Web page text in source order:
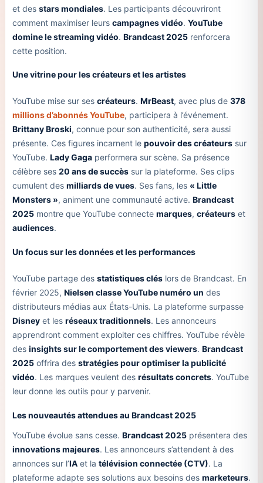
et des stars mondiales. Les participants découvriront
comment maximiser leurs campagnes vidéo. YouTube
domine le streaming vidéo. Brandcast 2025renforcera
cette position.
Une vitrine pour les créateurs et les artistes
YouTube mise sur ses créateurs. MrBeast, avec plus de 378
millions d’abonnés YouTube, participera à l’événement.
Brittany Broski, connue pour son authenticité, sera aussi
présente. Ces figures incarnent le pouvoir des créateurssur
YouTube. Lady Gagaperformera sur scène. Sa présence
célèbre ses 20 ans de succèssur la plateforme. Ses clips
cumulent des milliards de vues. Ses fans, les « Little
Monsters », animent une communauté active. Brandcast
2025montre que YouTube connecte marques, créateurset
audiences.
Un focus sur les données et les performances
YouTube partage des statistiques cléslors de Brandcast. En
février 2025, Nielsen classe YouTube numéro un des
distributeurs médias aux États-Unis. La plateforme surpasse
Disneyet les réseaux traditionnels. Les annonceurs
apprendront comment exploiter ces chiffres. YouTube révèle
des insights sur le comportement des viewers. Brandcast
2025offrira des stratégies pour optimiser la publicité
vidéo. Les marques veulent des résultats concrets. YouTube
leur donne les outils pour y parvenir.
Les nouveautés attendues au Brandcast 2025
YouTube évolue sans cesse. Brandcast 2025présentera des
innovations majeures. Les annonceurs s’attendent à des
annonces sur l’IAet la télévision connectée (CTV). La
plateforme adapte ses solutions aux besoins des marketeurs.